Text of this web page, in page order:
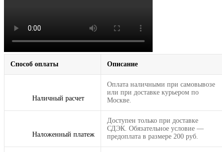
Способ оплаты Описание
Наличный расчет
Оплата наличными при самовывозе
или при доставке курьером по
Москве.
Наложенный платеж
Доступен только при доставке
СДЭК. Обязательное условие —
предоплата в размере 200 руб.